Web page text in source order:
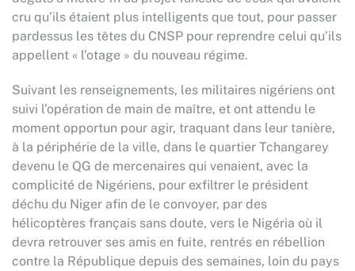
cru qu’ils étaient plus intelligents que tout, pour passer
pardessus les têtes du CNSP pour reprendre celui qu’ils
appellent « l’otage » du nouveau régime.
Suivant les renseignements, les militaires nigériens ont
suivi l’opération de main de maître, et ont attendu le
moment opportun pour agir, traquant dans leur tanière,
à la périphérie de la ville, dans le quartier Tchangarey
devenu le QG de mercenaires qui venaient, avec la
complicité de Nigériens, pour exfiltrer le président
déchu du Niger afin de le convoyer, par des
hélicoptères français sans doute, vers le Nigéria où il
devra retrouver ses amis en fuite, rentrés en rébellion
contre la République depuis des semaines, loin du pays